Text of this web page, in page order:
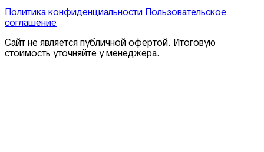
Политика конфиденциальности Пользовательское
соглашение
Сайт не является публичной офертой. Итоговую
стоимость уточняйте у менеджера.